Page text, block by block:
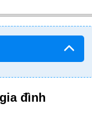
đình